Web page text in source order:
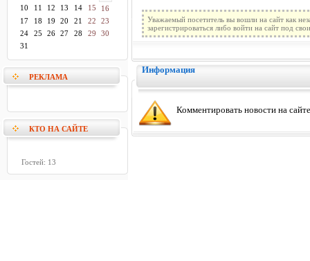
10
11 12 13 14 15
16
17
18 19 20 21 22
23
24
25 26 27 28 29
30
31
РЕКЛАМА
КТО НА САЙТЕ
Гостей: 13
Уважаемый посетитель вы вошли на сайт как
зарегистрироваться либо войти на сайт под
Информация
Комментировать новости на